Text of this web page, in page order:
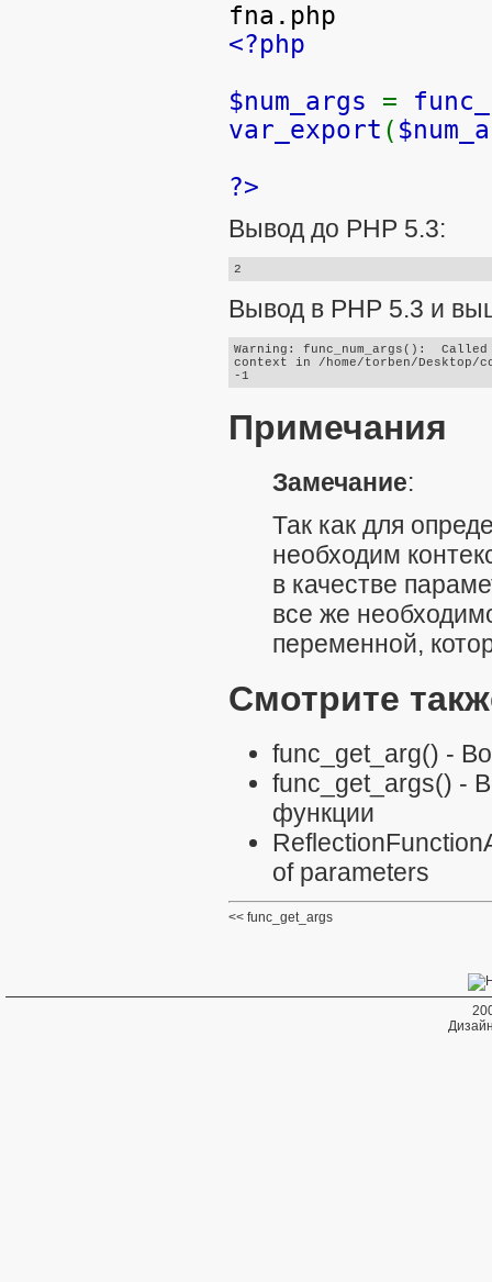
fna.php
<?php
$num_args =
var_export (
?>
Вывод до PHP 5.3:
Вывод в PHP 5.3 и
Warning: func_num_args():
context in /home/torben/Desktop/
Примечания
Замечание:
Так как для
необходим
в качестве
все же
переменной,
Смотрите
func_get_arg() -
func_get_args() -
функции
of parameters
func_get_args